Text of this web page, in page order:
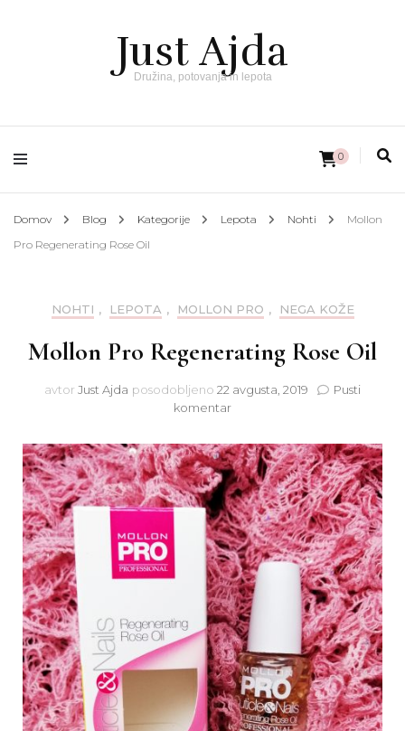
Just Ajda
Družina, potovanja in lepota
0
Domov Blog Kategorije Lepota Nohti
Mollon
Pro Regenerating Rose Oil
NOHTI , LEPOTA , MOLLON PRO , NEGA KOŽE
Mollon Pro Regenerating Rose Oil
avtor Just Ajda posodobljeno 22 avgusta, 2019
Pusti
komentarna
Pro
Regenerating
Rose
Oil